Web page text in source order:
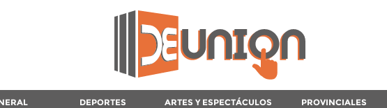
DEPORTES ARTES Y ESPECTÁCULOS PROVINCIALES